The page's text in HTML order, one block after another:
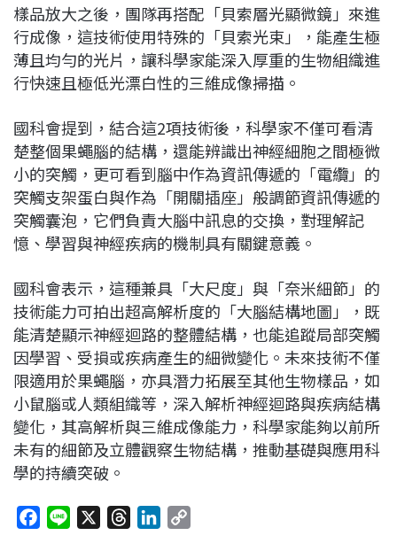
樣品放大之後，團隊再搭配「貝索層光顯微鏡」來進
行成像，這技術使用特殊的「貝索光束」，能產生極
薄且均勻的光片，讓科學家能深入厚重的生物組織進
行快速且極低光漂白性的三維成像掃描。
國科會提到，結合這2項技術後，科學家不僅可看清
楚整個果蠅腦的結構，還能辨識出神經細胞之間極微
小的突觸，更可看到腦中作為資訊傳遞的「電纜」的
突觸支架蛋白與作為「開關插座」般調節資訊傳遞的
突觸囊泡，它們負責大腦中訊息的交換，對理解記
憶、學習與神經疾病的機制具有關鍵意義。
國科會表示，這種兼具「大尺度」與「奈米細節」的
技術能力可拍出超高解析度的「大腦結構地圖」，既
能清楚顯示神經迴路的整體結構，也能追蹤局部突觸
因學習、受損或疾病產生的細微變化。未來技術不僅
限適用於果蠅腦，亦具潛力拓展至其他生物樣品，如
小鼠腦或人類組織等，深入解析神經迴路與疾病結構
變化，其高解析與三維成像能力，科學家能夠以前所
未有的細節及立體觀察生物結構，推動基礎與應用科
學的持續突破。